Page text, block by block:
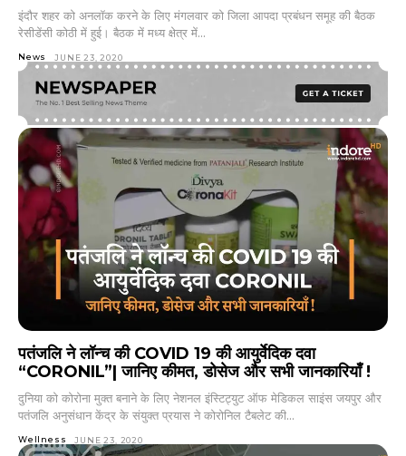
इंदौर शहर को अनलॉक करने के लिए मंगलवार को जिला आपदा प्रबंधन समूह की बैठक
रेसीडेंसी कोठी में हुई। बैठक में मध्य क्षेत्र में...
News JUNE 23, 2020
पतंजलि ने लॉन्च की COVID 19 की आयुर्वेदिक दवा
“CORONIL”| जानिए कीमत, डोसेज और सभी जानकारियाँ !
दुनिया को कोरोना मुक्त बनाने के लिए नेशनल इंस्टिट्युट ऑफ मेडिकल साइंस जयपुर और
पतंजलि अनुसंधान केंद्र के संयुक्त प्रयास ने कोरोनिल टैबलेट की...
Wellness JUNE 23, 2020